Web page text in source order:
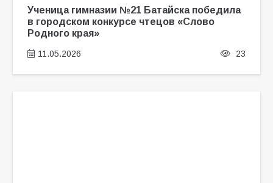
Ученица гимназии №21 Батайска победила
в городском конкурсе чтецов «Слово
Родного края»
11.05.2026 23